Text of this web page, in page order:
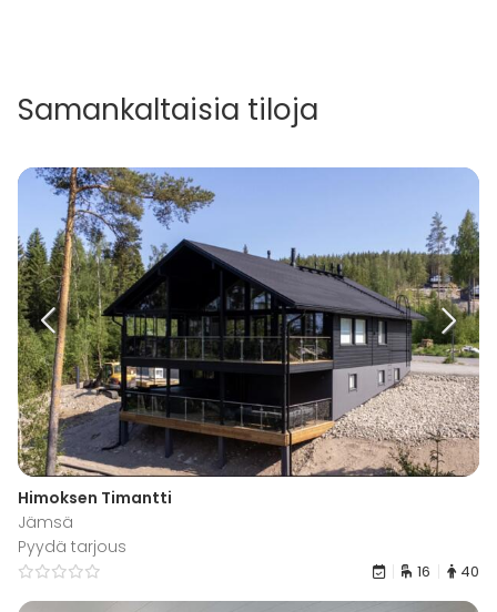
Samankaltaisia tiloja
Himoksen Timantti
Jämsä
Pyydä tarjous
16 40